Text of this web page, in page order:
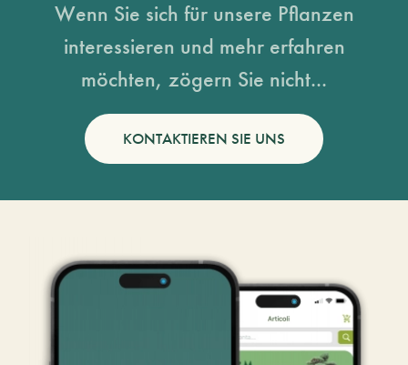
Wenn Sie sich für unsere Pflanzen
interessieren und mehr erfahren
möchten, zögern Sie nicht...
KONTAKTIEREN SIE UNS